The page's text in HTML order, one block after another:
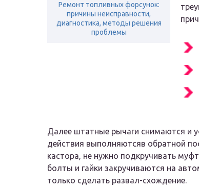
Ремонт топливных форсунок:
причины неисправности,
диагностика, методы решения
проблемы
Далее штатные рычаги снимаются и
действия выполняютсяв обратной
кастора, не нужно подкручивать
болты и гайки закручиваются на
только сделать развал-схождение.